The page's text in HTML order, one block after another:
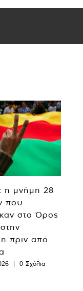
η μνήμη 28
που
στο Όρος
πριν από
| 0 Σχόλια